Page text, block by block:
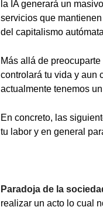
la IA generará un
servicios que
del capitalismo
Más allá de
controlará tu vida y aun
actualmente tenemos
En concreto, las
tu labor y en general
Paradoja de la
realizar un acto lo cual